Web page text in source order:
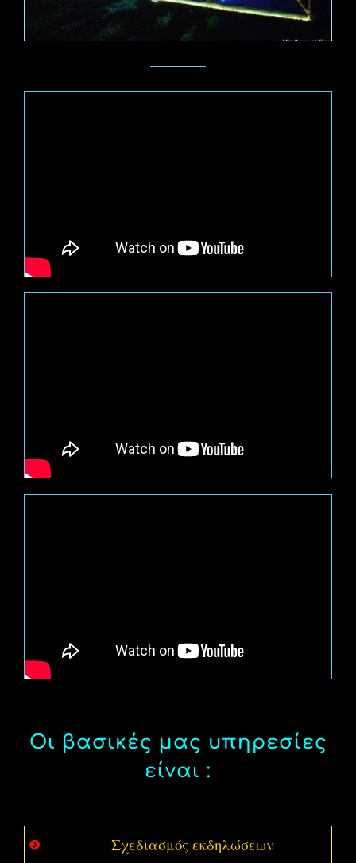
Οι βασικές μας υπηρεσίες
είναι :
Σχεδιασμός εκδηλώσεων